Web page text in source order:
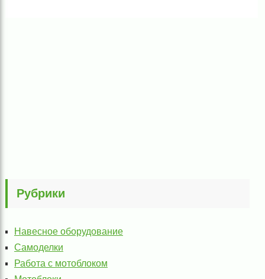
Рубрики
Навесное оборудование
Самоделки
Работа с мотоблоком